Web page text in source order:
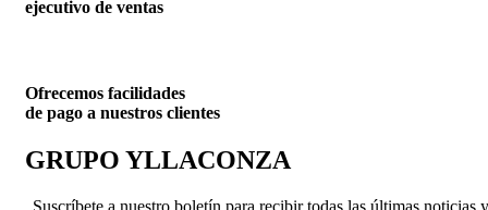
ejecutivo de ventas
Ofrecemos facilidades
de pago a nuestros clientes
GRUPO YLLACONZA
Suscríbete a nuestro boletín para recibir todas las últimas noticias y